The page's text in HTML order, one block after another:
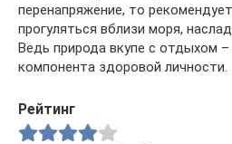
перенапряжение, то
прогуляться вблизи моря,
Ведь природа вкупе с отдыхом
компонента здоровой личности.
Рейтинг